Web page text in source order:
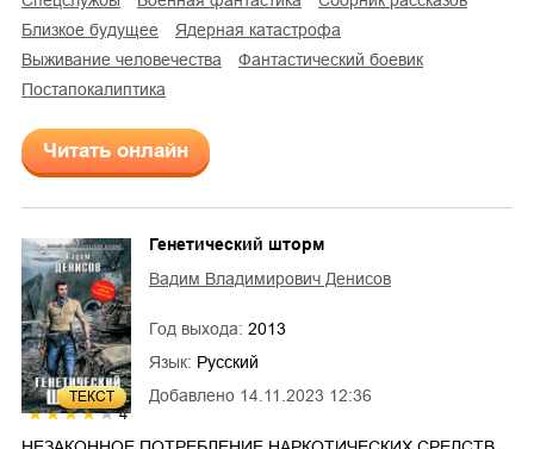
близкое будущее
ядерная катастрофа
выживание человечества
фантастический боевик
постапокалиптика
Читать онлайн
ТЕКСТ
4
Добавлено 14.11.2023 12:36
Генетический шторм
Вадим Владимирович Денисов
Год выхода: 2013
Язык: Русский